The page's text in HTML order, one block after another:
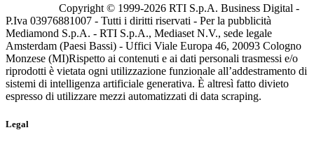
Copyright © 1999-2026 RTI S.p.A. Business Digital -
P.Iva 03976881007 - Tutti i diritti riservati - Per la pubblicità
Mediamond S.p.A. - RTI S.p.A., Mediaset N.V., sede legale
Amsterdam (Paesi Bassi) - Uffici Viale Europa 46, 20093 Cologno
Monzese (MI)Rispetto ai contenuti e ai dati personali trasmessi e/o
riprodotti è vietata ogni utilizzazione funzionale all’addestramento di
sistemi di intelligenza artificiale generativa. È altresì fatto divieto
espresso di utilizzare mezzi automatizzati di data scraping.
Legal